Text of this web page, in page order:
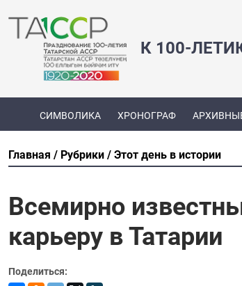
К 100-
СИМВОЛИКА ХРОНОГРАФ
Главная Рубрики Этот день в истории
Всемирно
карьеру в Татарии
Поделиться: